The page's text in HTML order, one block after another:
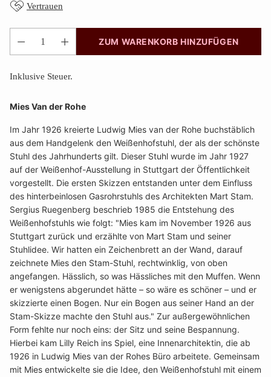
Vertrauen
Anzahl
ZUM WARENKORB HINZUFÜGEN
Inklusive Steuer.
Mies Van der Rohe
Im Jahr 1926 kreierte Ludwig Mies van der Rohe buchstäblich
aus dem Handgelenk den Weißenhofstuhl, der als der schönste
Stuhl des Jahrhunderts gilt. Dieser Stuhl wurde im Jahr 1927
auf der Weißenhof-Ausstellung in Stuttgart der Öffentlichkeit
vorgestellt. Die ersten Skizzen entstanden unter dem Einfluss
des hinterbeinlosen Gasrohrstuhls des Architekten Mart Stam.
Sergius Ruegenberg beschrieb 1985 die Entstehung des
Weißenhofstuhls wie folgt: "Mies kam im November 1926 aus
Stuttgart zurück und erzählte von Mart Stam und seiner
Stuhlidee. Wir hatten ein Zeichenbrett an der Wand, darauf
zeichnete Mies den Stam-Stuhl, rechtwinklig, von oben
angefangen. Hässlich, so was Hässliches mit den Muffen. Wenn
er wenigstens abgerundet hätte – so wäre es schöner – und er
skizzierte einen Bogen. Nur ein Bogen aus seiner Hand an der
Stam-Skizze machte den Stuhl aus." Zur außergewöhnlichen
Form fehlte nur noch eins: der Sitz und seine Bespannung.
Hierbei kam Lilly Reich ins Spiel, eine Innenarchitektin, die ab
1926 in Ludwig Mies van der Rohes Büro arbeitete. Gemeinsam
mit Mies entwickelte sie die Idee, den Weißenhofstuhl mit einem